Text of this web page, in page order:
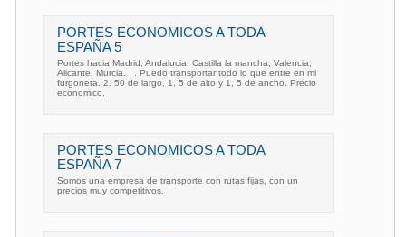
PORTES ECONOMICOS A TODA
ESPAÑA 5
Portes hacia Madrid, Andalucia, Castilla la mancha, Valencia,
Alicante, Murcia. . . Puedo transportar todo lo que entre en mi
furgoneta. 2. 50 de largo, 1, 5 de alto y 1, 5 de ancho. Precio
economico.
PORTES ECONOMICOS A TODA
ESPAÑA 7
Somos una empresa de transporte con rutas fijas, con un
precios muy competitivos.